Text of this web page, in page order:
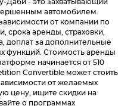
Даби - это захватывающий
автомобилем.
от компании по
срока аренды, страховки,
доплат за дополнительные
функций. Стоимость аренды
начинается от 510
Convertible может стоить
от желаемых
цену, ищите скидки на
о программах